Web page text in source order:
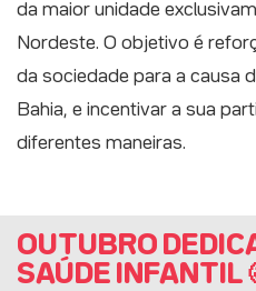
da maior unidade
Nordeste. O objetivo é
da sociedade para a causa
Bahia, e incentivar a sua
diferentes maneiras.
OUTUBRO
SAÚDE INFANTIL